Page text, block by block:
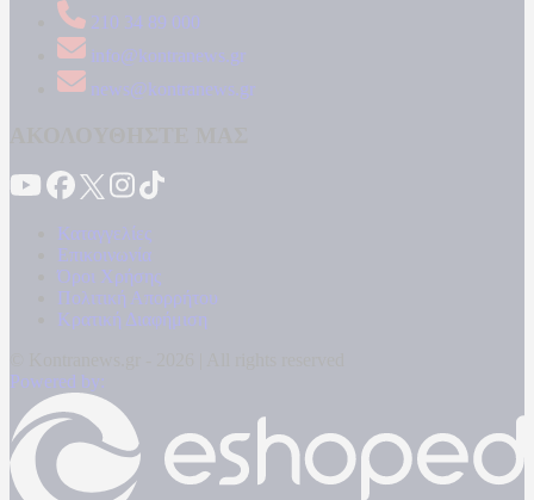
210 34 89 000
info@kontranews.gr
news@kontranews.gr
Καταγγελίες
Επικοινωνία
Όροι Χρήσης
Πολιτική Απορρήτου
Κρατική Διαφήμιση
Powered by: